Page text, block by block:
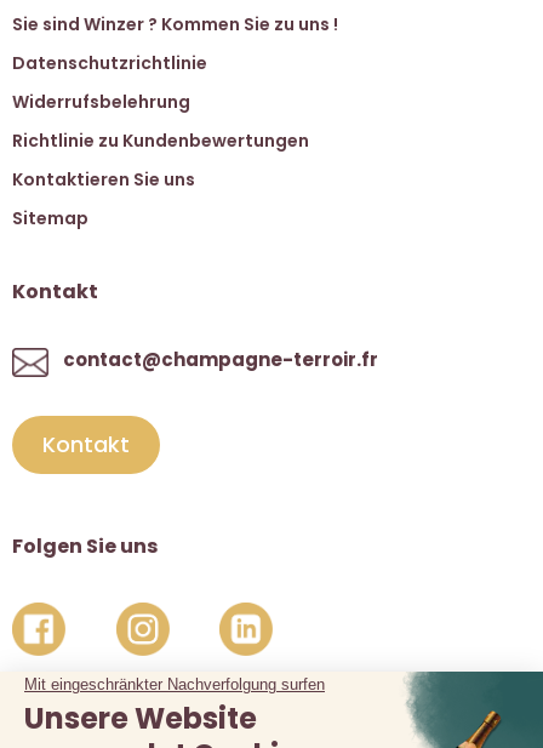
Sie sind Winzer ? Kommen Sie zu uns !
Datenschutzrichtlinie
Widerrufsbelehrung
Richtlinie zu Kundenbewertungen
Kontaktieren Sie uns
Sitemap
Kontakt
contact@champagne-terroir.fr
Kontakt
Folgen Sie uns